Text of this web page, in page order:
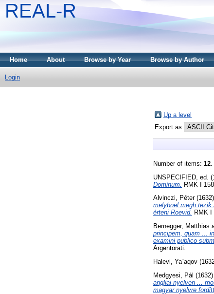
REAL-R
Home About Browse by Year Browse by Author
Login
Up a level
Export as
Number of items: 12
UNSPECIFIED, ed.
Dominum. RMK I
Alvinczi, Péter(1632)
melyboel megh
érteni Roevid. RMK
Bernegger, Matthias
principem, quam ...
examini publico
Argentorati.
Halevi, Ya`aqov
Medgyesi, Pál (1632)
angliai nyelven ...
magyar nyelvre